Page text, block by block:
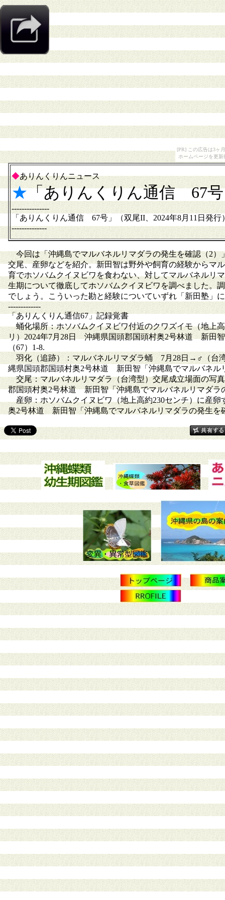
[PR] この広告は3ヶ
ホームページを更
◆ありんくりんニュース
★「ありんくりん通信 67
---------------
「ありんくりん通信 67号」（双尾II、2024年8月11日発行
--------------
今回は「沖縄島でマルバネルリマダラの発生を確認（2）
交尾、産卵などを紹介。新田智は野外や飼育の経験からマ
育でホソバムクイヌビワを食わない、対してマルバネルリ
生期について徹底してホソバムクイヌビワを調べました。
でしょう。こういった勘と経験についていずれ「新田塾」
-------------
「ありんくりん通信67」記録覚書
蛹化場所：ホソバムクイヌビワ付近のクワズイモ（地上
リ）2024年7月28日 沖縄県国頭郡国頭村奥2号林道 新田
（67）1-8.
羽化（追跡）：マルバネルリマダラ蛹 7月28日→♂（台湾
縄県国頭郡国頭村奥2号林道 新田智「沖縄島でマルバネル
交尾：マルバネルリマダラ（台湾型）交尾成立場面の写
郡国頭村奥2号林道 新田智「沖縄島でマルバネルリマダラ
産卵：ホソバムクイヌビワ（地上高約230センチ）に産
奥2号林道 新田智「沖縄島でマルバネルリマダラの発生を